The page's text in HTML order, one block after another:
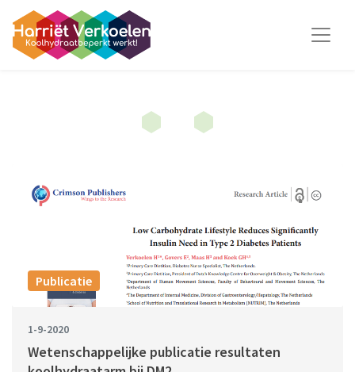
Publicatie
1-9-2020
Wetenschappelijke publicatie resultaten